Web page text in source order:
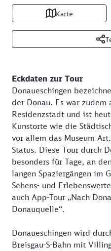
Karte
Eckdaten zur Tour
Donaueschingen
der Donau. Es war zudem
Residenzstadt und ist
Kunstorte wie die
vor allem das Museum
Status. Diese Tour durch
besonders für Tage, an
langen Spaziergängen im
Sehens- und
auch App-Tour „Nach
Donauquelle“.
Donaueschingen wird
Breisgau-S-Bahn mit